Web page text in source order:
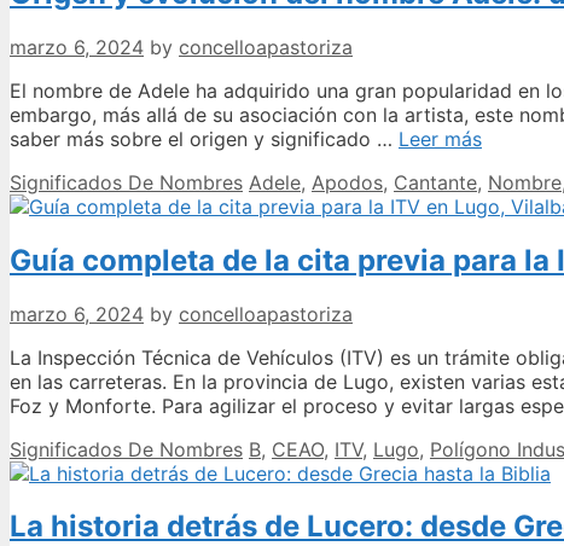
marzo 6, 2024 by concelloapastoriza
El nombre de Adele ha adquirido una gran popularidad en
embargo, más allá de su asociación con la artista, este
saber más sobre el origen y significado … Leer másOrigen
evolución
del
Adele:
y
Categories
Significados De Nombres Tags
Adele, Apodos, Cantante, Nombre,
Guía completa de la cita previa para
marzo 6, 2024 by concelloapastoriza
La Inspección Técnica de Vehículos (ITV) es un trámite
en las carreteras. En la provincia de Lugo, existen varias
Foz y Monforte. Para agilizar el proceso y evitar largas
Categories
Significados De Nombres Tags
B, CEAO, ITV, Lugo, Polígono
La historia detrás de Lucero: desde